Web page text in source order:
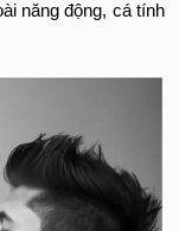
năng động, cá tính